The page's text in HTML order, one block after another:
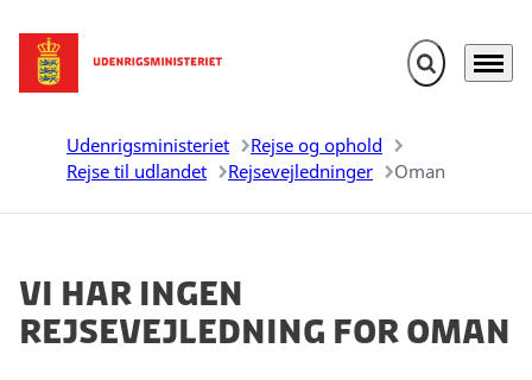
Gå til forsiden Fold søgefelt
Menu
Udenrigsministeriet
Rejse og ophold
Rejse til udlandet
Rejsevejledninger Oman
Vi har ingen
rejsevejledning for Oman